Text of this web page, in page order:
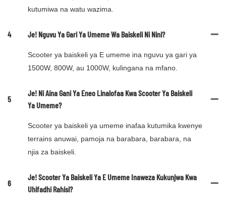
kutumiwa na watu wazima.
4 Je! Nguvu Ya Gari Ya Umeme Wa Baiskeli Ni Nini?
Scooter ya baiskeli ya E umeme ina nguvu ya gari ya
1500W, 800W, au 1000W, kulingana na mfano.
5
Je! Ni Aina Gani Ya Eneo Linalofaa Kwa Scooter Ya Baiskeli
Ya Umeme?
Scooter ya baiskeli ya umeme inafaa kutumika kwenye
terrains anuwai, pamoja na barabara, barabara, na
njia za baiskeli.
6
Je! Scooter Ya Baiskeli Ya E Umeme Inaweza Kukunjwa Kwa
Uhifadhi Rahisi?